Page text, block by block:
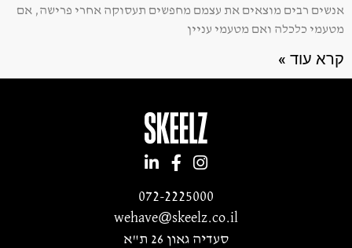
אנשים רבים מוצאים את עצמם מחפשים תעסוקה אחרי פרישה, אם
מטעמי כלכלה ואם מטעמי עניין
קרא עוד »
072-2225000
wehave@skeelz.co.il
סעדיה גאון 26 ת"א